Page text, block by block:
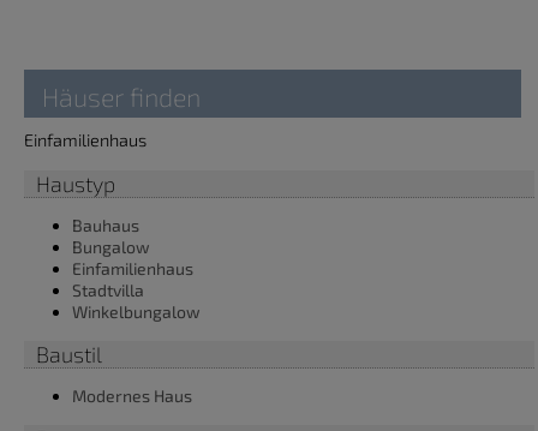
Häuser finden
Einfamilienhaus
Haustyp
Bauhaus
Bungalow
Einfamilienhaus
Stadtvilla
Winkelbungalow
Baustil
Modernes Haus